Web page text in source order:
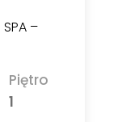
–
Piętro
1